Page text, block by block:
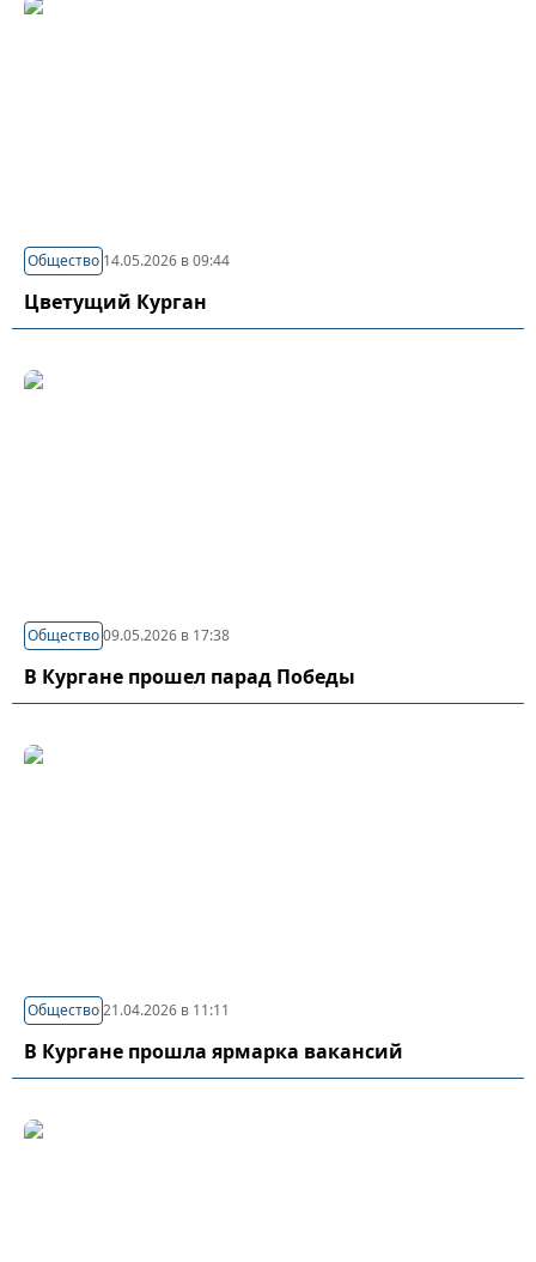
Общество 14.05.2026 в 09:44
Цветущий Курган
Общество09.05.2026 в 17:38
В Кургане прошел парад Победы
Общество21.04.2026 в 11:11
В Кургане прошла ярмарка вакансий